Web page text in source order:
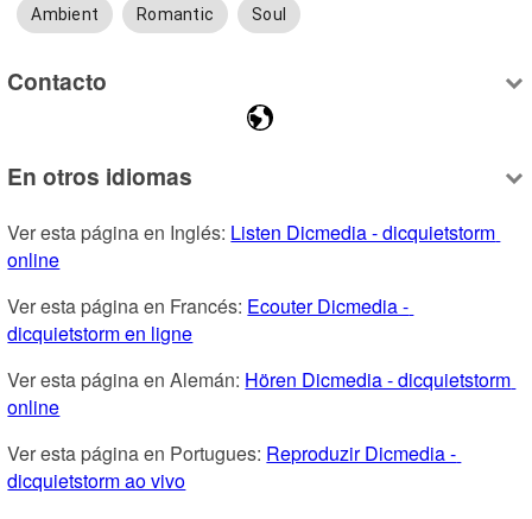
Ambient Romantic Soul
Contacto
En otros idiomas
Ver esta página en Inglés: Listen Dicmedia - dicquietstorm
online
Ver esta página en Francés: Ecouter Dicmedia -
dicquietstorm en ligne
Ver esta página en Alemán: Hören Dicmedia - dicquietstorm
online
Ver esta página en Portugues: Reproduzir Dicmedia -
dicquietstorm ao vivo